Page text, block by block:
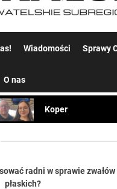
Wiadomości Sprawy
O nas
Koper – część 2.
Uwaga Dębieńsko
radni w sprawie zwałów
płaskich?